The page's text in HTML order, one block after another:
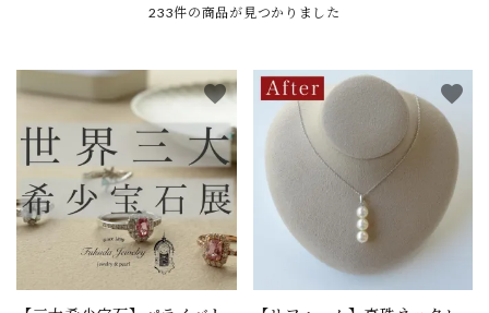
233件の商品が見つかりました
favorite favorite